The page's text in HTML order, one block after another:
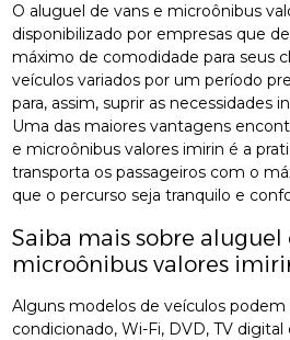
O aluguel de vans e microônibus
disponibilizado por empresas que
máximo de comodidade para seus
veículos variados por um período
para, assim, suprir as necessidades
Uma das maiores vantagens
e microônibus valores imirin é a
transporta os passageiros com o
que o percurso seja tranquilo e
Saiba mais sobre aluguel
microônibus valores
Alguns modelos de veículos podem
condicionado, Wi-Fi, DVD, TV